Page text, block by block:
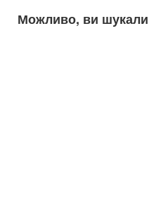
Можливо, ви